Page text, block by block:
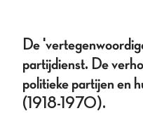
De
partijdienst. De
politieke partijen en
(1918-1970).